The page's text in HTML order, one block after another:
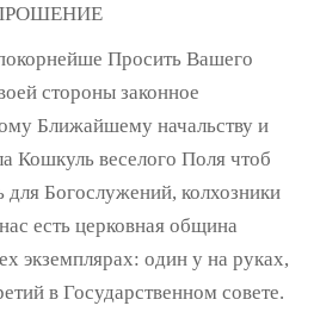
Просить Вашего
стороны законное
Ближайшему начальству и
Кошкуль веселого Поля чтоб
для Богослужений, колхозники
есть церковная община
экземплярах: один у на руках,
в Государственном совете.